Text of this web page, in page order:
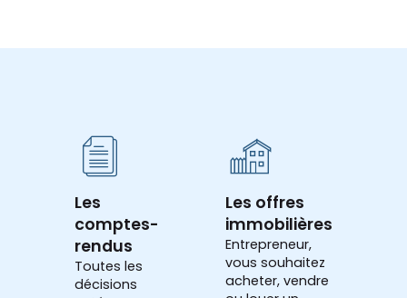
Les
comptes-
rendus
Toutes les
décisions
Les offres
immobilières
Entrepreneur,
vous souhaitez
acheter, vendre